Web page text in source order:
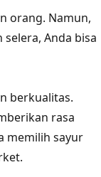
orang. Namun,
Anda bisa
berkualitas.
rasa
memilih sayur